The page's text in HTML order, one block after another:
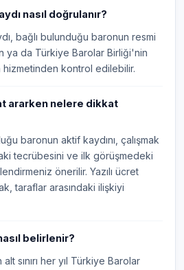
nasıl doğrulanır?
bağlı bulunduğu baronun resmi
ya da Türkiye Barolar Birliği'nin
hizmetinden kontrol edilebilir.
ararken nelere dikkat
baronun aktif kaydını, çalışmak
tecrübesini ve ilk görüşmedeki
önerilir. Yazılı ücret
taraflar arasındaki ilişkiyi
belirlenir?
sınırı her yıl Türkiye Barolar